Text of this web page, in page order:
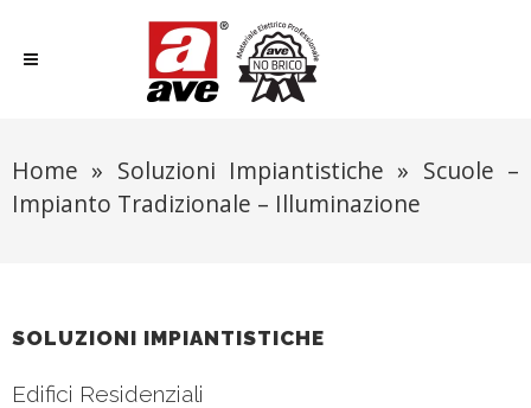
Home » Soluzioni Impiantistiche » Scuole –
Impianto Tradizionale – Illuminazione
SOLUZIONI IMPIANTISTICHE
Edifici Residenziali